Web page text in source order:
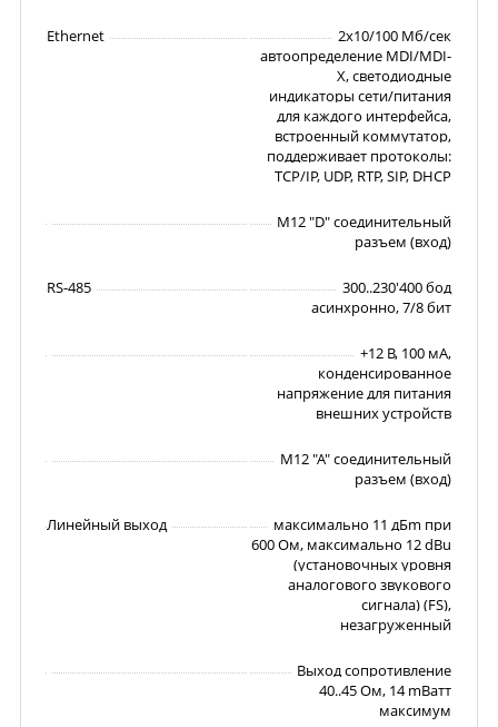
Ethernet
2x10/100 Мб/сек
автоопределение MDI/MDI-
X, светодиодные
индикаторы сети/питания
для каждого интерфейса,
встроенный коммутатор,
поддерживает протоколы:
TCP/IP, UDP, RTP, SIP, DHCP
M12 "D" соединительный
разъем (вход)
RS-485
300..230'400 бод
асинхронно, 7/8 бит
+12 В, 100 мА,
конденсированное
напряжение для питания
внешних устройств
M12 "A" соединительный
разъем (вход)
Линейный выход
максимально 11 дБm при
600 Ом, максимально 12 dBu
(установочных уровня
аналогового звукового
сигнала) (FS),
незагруженный
Выход сопротивление
40..45 Ом, 14 mВатт
максимум